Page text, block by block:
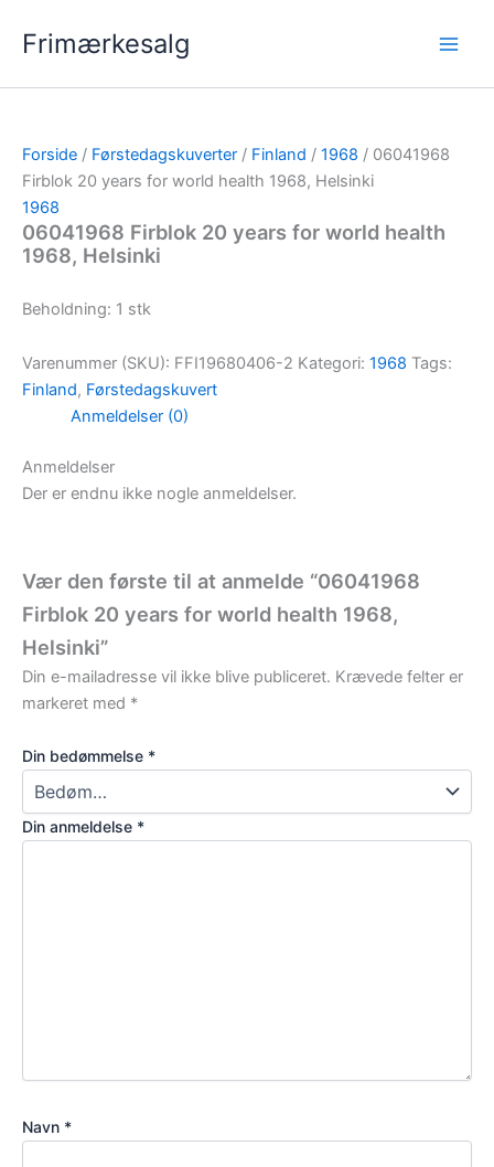
Frimærkesalg
Forside / Førstedagskuverter / Finland / 1968 / 06041968
Firblok 20 years for world health 1968, Helsinki
1968
06041968 Firblok 20 years for world health
1968, Helsinki
Beholdning: 1 stk
Varenummer (SKU): FFI19680406-2 Kategori: 1968 Tags:
Finland, Førstedagskuvert
Anmeldelser (0)
Anmeldelser
Der er endnu ikke nogle anmeldelser.
Vær den første til at anmelde “06041968
Firblok 20 years for world health 1968,
Helsinki”
Din e-mailadresse vil ikke blive publiceret. Krævede felter er
markeret med *
Din bedømmelse *
Din anmeldelse *
Navn *